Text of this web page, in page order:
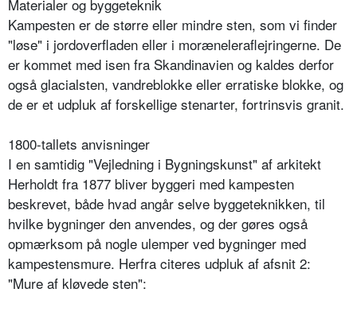
Materialer og byggeteknik
Kampesten er de større eller mindre sten, som vi finder
"løse" i jordoverfladen eller i moræneleraflejringerne. De
er kommet med isen fra Skandinavien og kaldes derfor
også glacialsten, vandreblokke eller erratiske blokke, og
de er et udpluk af forskellige stenarter, fortrinsvis granit.
1800-tallets anvisninger
I en samtidig "Vejledning i Bygningskunst" af arkitekt
Herholdt fra 1877 bliver byggeri med kampesten
beskrevet, både hvad angår selve byggeteknikken, til
hvilke bygninger den anvendes, og der gøres også
opmærksom på nogle ulemper ved bygninger med
kampestensmure. Herfra citeres udpluk af afsnit 2:
"Mure af kløvede sten":